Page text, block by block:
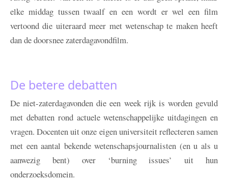
elke middag tussen twaalf en een wordt er wel een film
vertoond die uiteraard meer met wetenschap te maken heeft
dan de doorsnee zaterdagavondfilm.
De betere debatten
De niet-zaterdagavonden die een week rijk is worden gevuld
met debatten rond actuele wetenschappelijke uitdagingen en
vragen. Docenten uit onze eigen universiteit reflecteren samen
met een aantal bekende wetenschapsjournalisten (en u als u
aanwezig bent) over ‘burning issues’ uit hun
onderzoeksdomein.